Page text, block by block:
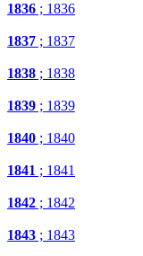
1836 ; 1836
1837 ; 1837
1838 ; 1838
1839 ; 1839
1840 ; 1840
1841 ; 1841
1842 ; 1842
1843 ; 1843